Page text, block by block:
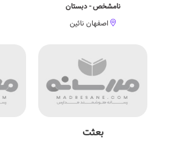
نامشخص - دبستان
اصفهان نائین
بعثت